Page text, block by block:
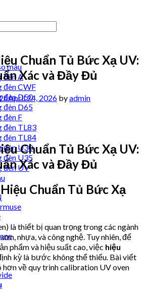
màu
đèn A
đèn CWF
đèn D50
đèn D65
đèn F
đèn TL83
đèn TL84
đèn U30
đèn U35
đèn UV
Chuẩn Tủ Bức Xạ UV:
Xác và Đầy Đủ
April 24, 2026 byadmin
Chuẩn Tủ Bức Xạ UV:
Xác và Đầy Đủ
Chuẩn Tủ Bức Xạ
là thiết bị quan trọng trong các ngành
nhựa, và công nghệ. Tuy nhiên, để
phẩm và hiệu suất cao, việc hiệu
kỳ là bước không thể thiếu. Bài viết
hơn về quy trình calibration UV oven